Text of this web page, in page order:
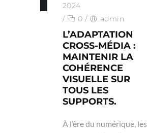
2024
/
0 / admin
L’ADAPTATION
CROSS-MÉDIA :
MAINTENIR LA
COHÉRENCE
VISUELLE SUR
TOUS LES
SUPPORTS.
À l’ère du numérique, les